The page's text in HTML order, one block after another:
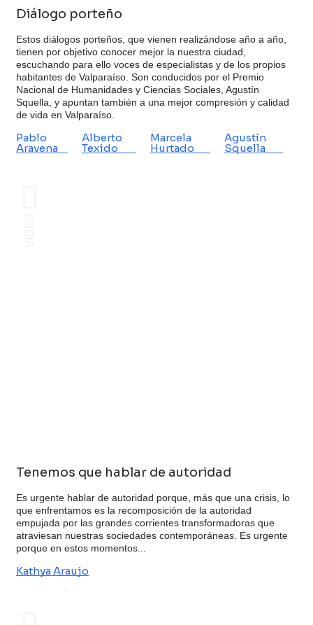
Diálogo porteño
Estos diálogos porteños, que vienen realizándose año a año,
tienen por objetivo conocer mejor la nuestra ciudad,
escuchando para ello voces de especialistas y de los propios
habitantes de Valparaíso. Son conducidos por el Premio
Nacional de Humanidades y Ciencias Sociales, Agustín
Squella, y apuntan también a una mejor compresión y calidad
de vida en Valparaíso.
Pablo
Aravena
Alberto
Texido
Marcela
Hurtado
Agustín
Squella
Tenemos que hablar de autoridad
Es urgente hablar de autoridad porque, más que una crisis, lo
que enfrentamos es la recomposición de la autoridad
empujada por las grandes corrientes transformadoras que
atraviesan nuestras sociedades contemporáneas. Es urgente
porque en estos momentos...
Kathya Araujo